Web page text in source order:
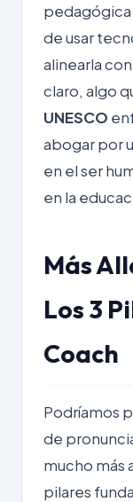
de usar
alinearla
claro, algo
UNESCO
abogar por
en el ser
en la
Más
Los 3
Coach
Podríamos
de
mucho más
pilares